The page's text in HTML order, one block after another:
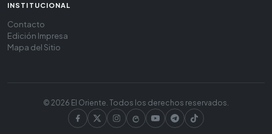
INSTITUCIONAL
Contacto
Edición Impresa
Mapa del Sitio
© 2026 El Oriente. Todos los derechos reservados.